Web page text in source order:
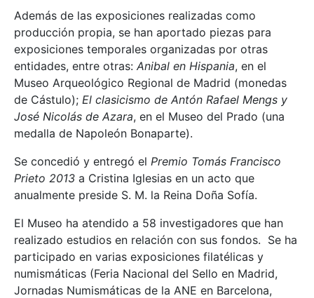
Además de las exposiciones realizadas como
producción propia, se han aportado piezas para
exposiciones temporales organizadas por otras
entidades, entre otras: Anibal en Hispania, en el
Museo Arqueológico Regional de Madrid (monedas
de Cástulo); El clasicismo de Antón Rafael Mengs y
José Nicolás de Azara, en el Museo del Prado (una
medalla de Napoleón Bonaparte).
Se concedió y entregó el Premio Tomás Francisco
Prieto 2013 a Cristina Iglesias en un acto que
anualmente preside S. M. la Reina Doña Sofía.
El Museo ha atendido a 58 investigadores que han
realizado estudios en relación con sus fondos. Se ha
participado en varias exposiciones filatélicas y
numismáticas (Feria Nacional del Sello en Madrid,
Jornadas Numismáticas de la ANE en Barcelona,